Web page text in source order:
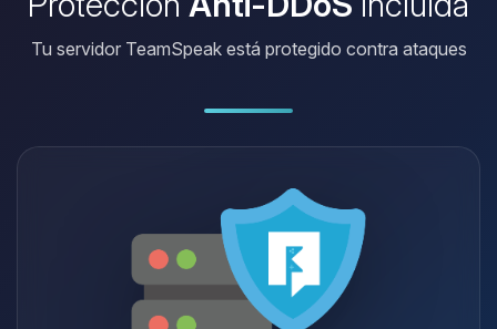
Tu servidor TeamSpeak está protegido contra ataques